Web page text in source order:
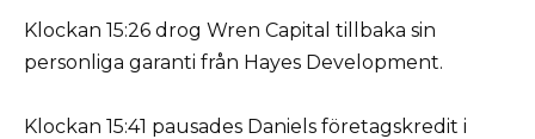
Klockan 15:26 drog Wren Capital tillbaka sin
personliga garanti från Hayes Development.
Klockan 15:41 pausades Daniels företagskredit i